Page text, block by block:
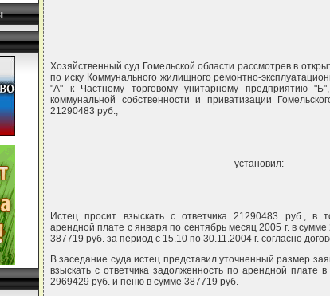
Хозяйственный суд Гомельской области рассмотрев в
по иску Коммунального жилищного ремонтно-
"А" к Частному торговому унитарному предприятию
коммунальной собственности и приватизации
21290483 руб.,
установил:
Истец просит взыскать с ответчика 21290483 руб., в
арендной плате с января по сентябрь месяц 2005 г. в
387719 руб. за период с 15.10 по 30.11.2004 г. согласно
В заседание суда истец представил уточненный размер
взыскать с ответчика задолженность по арендной плате
2969429 руб. и пеню в сумме 387719 руб.